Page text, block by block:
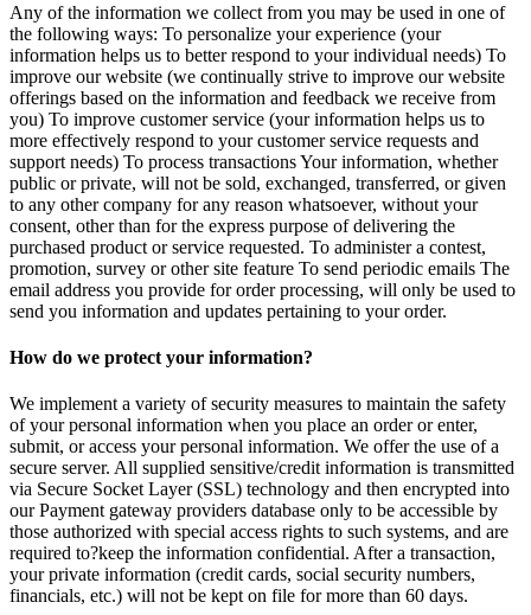
Any of the information we collect from you may be used in one of
the following ways: To personalize your experience (your
information helps us to better respond to your individual needs) To
improve our website (we continually strive to improve our website
offerings based on the information and feedback we receive from
you) To improve customer service (your information helps us to
more effectively respond to your customer service requests and
support needs) To process transactions Your information, whether
public or private, will not be sold, exchanged, transferred, or given
to any other company for any reason whatsoever, without your
consent, other than for the express purpose of delivering the
purchased product or service requested. To administer a contest,
promotion, survey or other site feature To send periodic emails The
email address you provide for order processing, will only be used to
send you information and updates pertaining to your order.
How do we protect your information?
We implement a variety of security measures to maintain the safety
of your personal information when you place an order or enter,
submit, or access your personal information. We offer the use of a
secure server. All supplied sensitive/credit information is transmitted
via Secure Socket Layer (SSL) technology and then encrypted into
our Payment gateway providers database only to be accessible by
those authorized with special access rights to such systems, and are
required to?keep the information confidential. After a transaction,
your private information (credit cards, social security numbers,
financials, etc.) will not be kept on file for more than 60 days.